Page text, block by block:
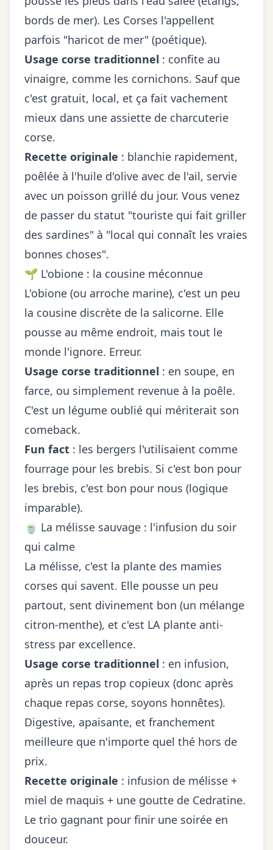
bords de mer). Les Corses l'appellent
parfois "haricot de mer" (poétique).
Usage corse traditionnel : confite au
vinaigre, comme les cornichons. Sauf que
c'est gratuit, local, et ça fait vachement
mieux dans une assiette de charcuterie
corse.
Recette originale : blanchie rapidement,
poêlée à l'huile d'olive avec de l'ail, servie
avec un poisson grillé du jour. Vous venez
de passer du statut "touriste qui fait griller
des sardines" à "local qui connaît les vraies
bonnes choses".
🌱 L'obione : la cousine méconnue
L'obione (ou arroche marine), c'est un peu
la cousine discrète de la salicorne. Elle
pousse au même endroit, mais tout le
monde l'ignore. Erreur.
Usage corse traditionnel : en soupe, en
farce, ou simplement revenue à la poêle.
C'est un légume oublié qui mériterait son
comeback.
Fun fact : les bergers l'utilisaient comme
fourrage pour les brebis. Si c'est bon pour
les brebis, c'est bon pour nous (logique
imparable).
🍵 La mélisse sauvage : l'infusion du soir
qui calme
La mélisse, c'est la plante des mamies
corses qui savent. Elle pousse un peu
partout, sent divinement bon (un mélange
citron-menthe), et c'est LA plante anti-
stress par excellence.
Usage corse traditionnel : en infusion,
après un repas trop copieux (donc après
chaque repas corse, soyons honnêtes).
Digestive, apaisante, et franchement
meilleure que n'importe quel thé hors de
prix.
Recette originale : infusion de mélisse +
miel de maquis + une goutte de Cedratine.
Le trio gagnant pour finir une soirée en
douceur.